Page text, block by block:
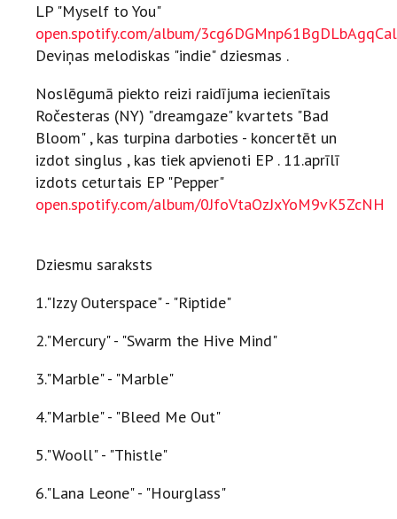
LP "Myself to You"
open.spotify.com/album/3cg6DGMnp61BgDLbAgqCal
Deviņas melodiskas "indie" dziesmas .
Noslēgumā piekto reizi raidījuma iecienītais
Ročesteras (NY) "dreamgaze" kvartets "Bad
Bloom" , kas turpina darboties - koncertēt un
izdot singlus , kas tiek apvienoti EP . 11.aprīlī
izdots ceturtais EP "Pepper"
open.spotify.com/album/0JfoVtaOzJxYoM9vK5ZcNH
Dziesmu saraksts
1."Izzy Outerspace" - "Riptide"
2."Mercury" - "Swarm the Hive Mind"
3."Marble" - "Marble"
4."Marble" - "Bleed Me Out"
5."Wooll" - "Thistle"
6."Lana Leone" - "Hourglass"